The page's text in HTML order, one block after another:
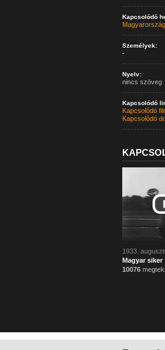
Kapcsolódó
Magyarország
Személyek:
-
Nyelv:
nincs szöveg
Kapcsolódó
Kapcsolódó
Kapcsolódó
1933.
Magyar siker
10076